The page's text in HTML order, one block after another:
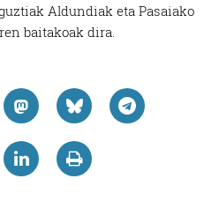
Aldundiak eta Pasaiako
baitakoak dira.